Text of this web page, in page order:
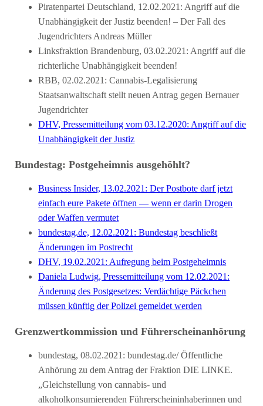
Piratenpartei Deutschland, 12.02.2021: Angriff auf die
Unabhängigkeit der Justiz beenden! – Der Fall des
Jugendrichters Andreas Müller
Linksfraktion Brandenburg, 03.02.2021: Angriff auf die
richterliche Unabhängigkeit beenden!
RBB, 02.02.2021: Cannabis-Legalisierung
Staatsanwaltschaft stellt neuen Antrag gegen Bernauer
Jugendrichter
DHV, Pressemitteilung vom 03.12.2020: Angriff auf die
Unabhängigkeit der Justiz
Bundestag: Postgeheimnis ausgehöhlt?
Business Insider, 13.02.2021: Der Postbote darf jetzt
einfach eure Pakete öffnen — wenn er darin Drogen
oder Waffen vermutet
bundestag.de, 12.02.2021: Bundestag beschließt
Änderungen im Postrecht
DHV, 19.02.2021: Aufregung beim Postgeheimnis
Daniela Ludwig, Pressemitteilung vom 12.02.2021:
Änderung des Postgesetzes: Verdächtige Päckchen
müssen künftig der Polizei gemeldet werden
Grenzwertkommission und Führerscheinanhörung
bundestag, 08.02.2021: bundestag.de/ Öffentliche
Anhörung zu dem Antrag der Fraktion DIE LINKE.
„Gleichstellung von cannabis- und
alkoholkonsumierenden Führerscheininhaberinnen und